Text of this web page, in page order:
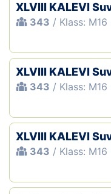
XLVIII KALEVI
343 / Klass:
XLVIII KALEVI
343 / Klass: M16
XLVIII KALEVI
343 / Klass: